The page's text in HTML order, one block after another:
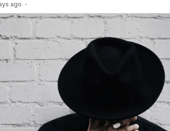
ago ·